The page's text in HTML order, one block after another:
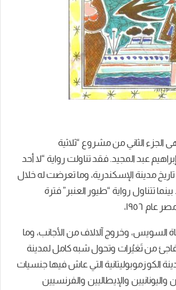
الجزء الثاني من مشروع “ثلاثية
عبد المجيد. فقد تناولت رواية “لا أحد
مدينة الإسكندرية، وما تعرضت له خلال
بينما تتناول رواية “طيور العنبر” فترة
١٩٥٦،
السويس، وخروج آلالاف من الأجانب، وما
من تَغيُرات وتحول شبه كامل لمدينة
الكوزموبوليتانية التي عاش فيها جنسيات
والإيطاليين والفرنسيين